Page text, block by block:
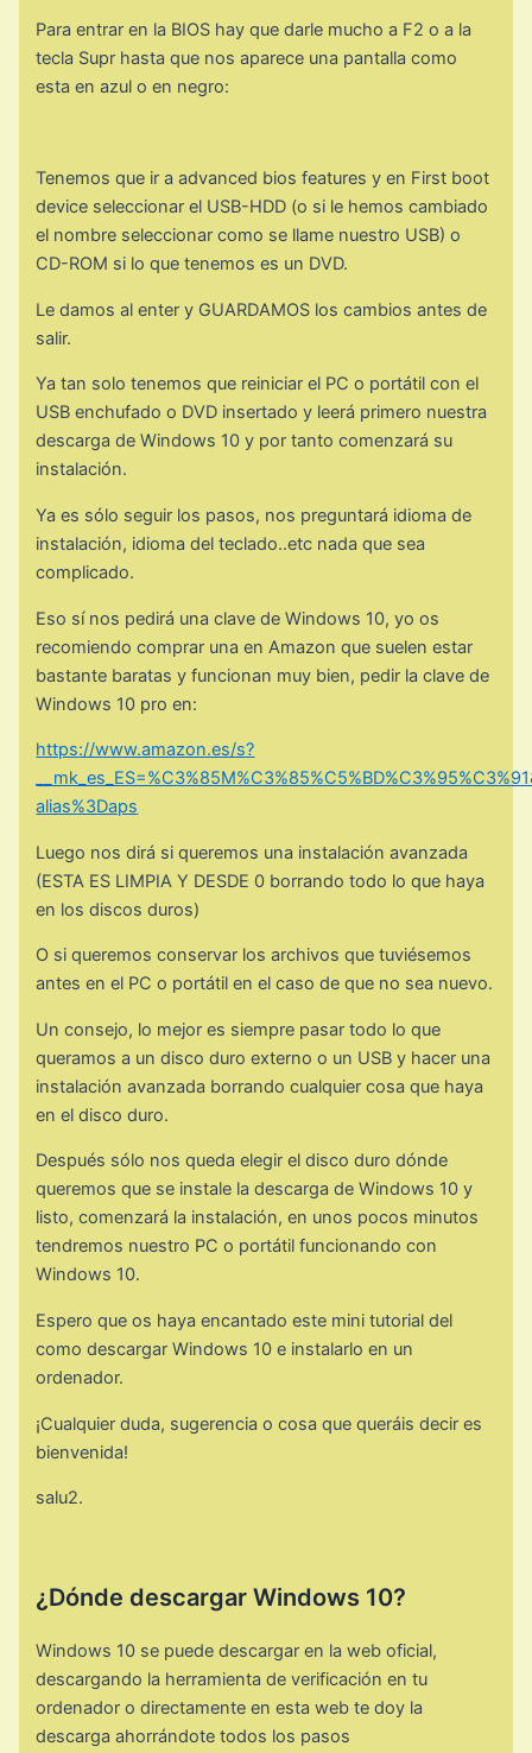
Para entrar en la BIOS hay que darle mucho a F2 o a la
tecla Supr hasta que nos aparece una pantalla como
esta en azul o en negro:
Tenemos que ir a advanced bios features y en First boot
device seleccionar el USB-HDD (o si le hemos cambiado
el nombre seleccionar como se llame nuestro USB) o
CD-ROM si lo que tenemos es un DVD.
Le damos al enter y GUARDAMOS los cambios antes de
salir.
Ya tan solo tenemos que reiniciar el PC o portátil con el
USB enchufado o DVD insertado y leerá primero nuestra
descarga de Windows 10 y por tanto comenzará su
instalación.
Ya es sólo seguir los pasos, nos preguntará idioma de
instalación, idioma del teclado..etc nada que sea
complicado.
Eso sí nos pedirá una clave de Windows 10, yo os
recomiendo comprar una en Amazon que suelen estar
bastante baratas y funcionan muy bien, pedir la clave de
Windows 10 pro en:
https://www.amazon.es/s?
alias%3Daps
Luego nos dirá si queremos una instalación avanzada
(ESTA ES LIMPIA Y DESDE 0 borrando todo lo que haya
en los discos duros)
O si queremos conservar los archivos que tuviésemos
antes en el PC o portátil en el caso de que no sea nuevo.
Un consejo, lo mejor es siempre pasar todo lo que
queramos a un disco duro externo o un USB y hacer una
instalación avanzada borrando cualquier cosa que haya
en el disco duro.
Después sólo nos queda elegir el disco duro dónde
queremos que se instale la descarga de Windows 10 y
listo, comenzará la instalación, en unos pocos minutos
tendremos nuestro PC o portátil funcionando con
Windows 10.
Espero que os haya encantado este mini tutorial del
como descargar Windows 10 e instalarlo en un
ordenador.
¡Cualquier duda, sugerencia o cosa que queráis decir es
bienvenida!
salu2.
¿Dónde descargar Windows 10?
Windows 10 se puede descargar en la web oficial,
descargando la herramienta de verificación en tu
ordenador o directamente en esta web te doy la
descarga ahorrándote todos los pasos